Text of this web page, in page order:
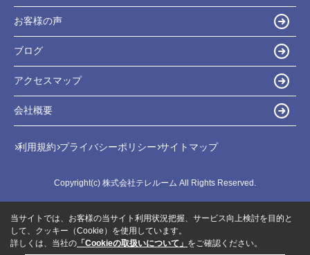
お客様の声
ブログ
アクセスマップ
会社概要
利用規約 プライバシーポリシー サイトマップ
Copyright(c) 株式会社テレルーム All Rights Reserved.
当サイトでは、お客様の当サイト利用状況把握、サービス向上検討を目的と
して、クッキー（Cookie）を使用しています。
詳しくは、当社の 「Cookieの取扱いについて」 をご確認ください。